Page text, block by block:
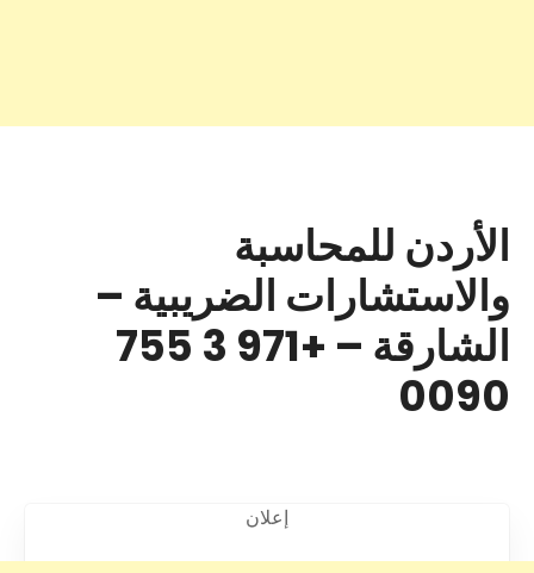
الأردن للمحاسبة
والاستشارات الضريبية –
الشارقة – +971 3 755
0090
إعلان